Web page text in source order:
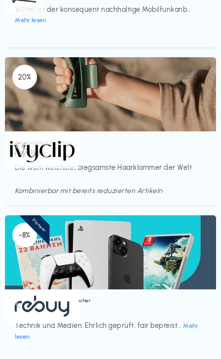
WEtell ist der konsequent nachhaltige Mobilfunkanb...
Mehr lesen
20%
Accessoires & Schmuck
ivyclip
Die wohl weichste, biegsamste Haarklammer der Welt
€€‎
Kombinierbar mit bereits reduzierten Artikeln
-8%
Bücher, Magazine & Hörbücher
rebuy
Technik und Medien: Ehrlich geprüft, fair bepreist... Mehr
lesen
€‎
Pioneer